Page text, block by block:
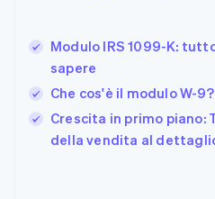
Modulo IRS 1099-K:
sapere
Che cos'è il modulo W-9?
Crescita in primo piano:
della vendita al
日本語English
Gibilterra
English
Grecia
English
India